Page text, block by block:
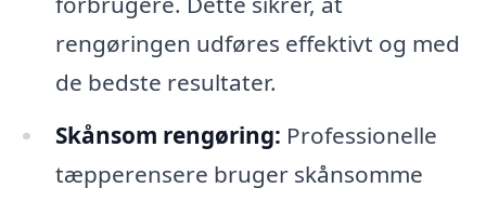
rengøringen udføres effektivt og med
de bedste resultater.
Skånsom rengøring: Professionelle
tæpperensere bruger skånsomme